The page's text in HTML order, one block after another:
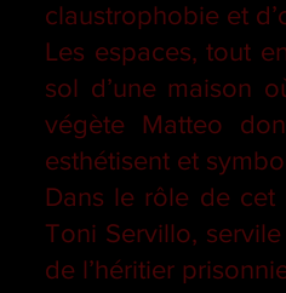
claustrophobie et
Les espaces, tout
sol d’une maison
végète Matteo
esthétisent et
Dans le rôle de
Toni Servillo,
de l’héritier